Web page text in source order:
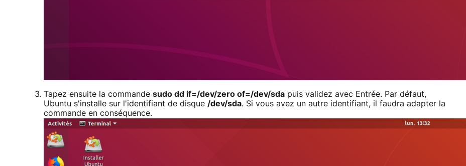
Tapez ensuite la commande sudo dd if=/dev/zero of=/dev/sda puis validez avec Entrée. Par défaut,
Ubuntu s'installe sur l'identifiant de disque /dev/sda. Si vous avez un autre identifiant, il faudra adapter la
commande en conséquence.